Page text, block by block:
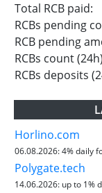
Total RCB paid:
RCBs pending
RCB pending
RCBs count
RCBs deposits
Horlino.com
06.08.2026:4% daily
Polygate.tech
14.06.2026: up to 1%